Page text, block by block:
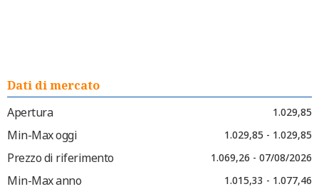
Dati di mercato
Apertura
1.029,85
Min-Max oggi 1.029,85 - 1.029,85
Prezzo di riferimento 1.069,26 - 07/08/2026
Min-Max anno 1.015,33 - 1.077,46